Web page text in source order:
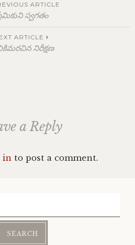
ARTICLE
స్వగతం
ARTICLE
నిరీక్షణ
a Reply
in to post a comment.